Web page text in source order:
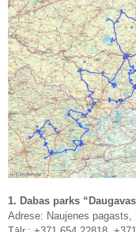
1. Dabas parks
Adrese: Naujenes pagasts,